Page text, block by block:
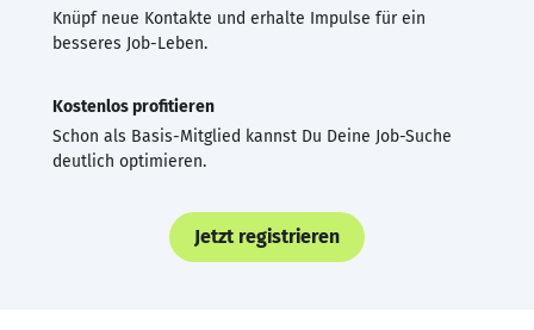
Knüpf neue Kontakte und erhalte Impulse für ein
besseres Job-Leben.
Kostenlos profitieren
Schon als Basis-Mitglied kannst Du Deine Job-Suche
deutlich optimieren.
Jetzt registrieren